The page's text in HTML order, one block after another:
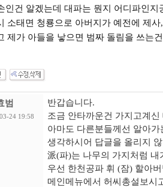
인건 알겠는데 대파는 뭔지 어디파인지
소태면 청룡으로 아버지가 예전에 제
제가 아들을 낳으면 범짜 돌림을 쓰는
범
24 19:58
반갑습니다.
조금 안타까운건 가지고계
아마도 다른분들께선 알아
생각하시어 답글을 올리지
派(파)는 나무의 가지처럼
우선 한천공파 휘 (잠) 할아
메인메뉴에서 허씨총설보시